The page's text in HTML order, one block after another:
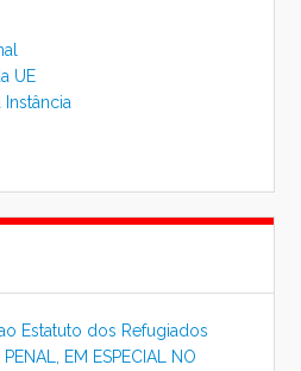
UE
Estatuto dos Refugiados
EM ESPECIAL NO